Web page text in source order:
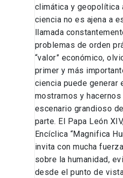
climática y geopolítica
ciencia no es ajena a
llamada
problemas de orden
“valor” económico,
primer y más
ciencia puede generar
mostrarnos y
escenario grandioso
parte. El Papa León
Encíclica “Magnifica
invita con mucha
sobre la humanidad,
desde el punto de